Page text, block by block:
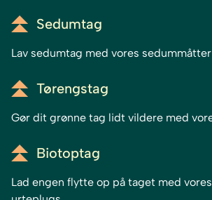
Sedumtag
Lav sedumtag med vores
Tørengstag
Gør dit grønne tag lidt vildere med
Biotoptag
Lad engen flytte op på taget med